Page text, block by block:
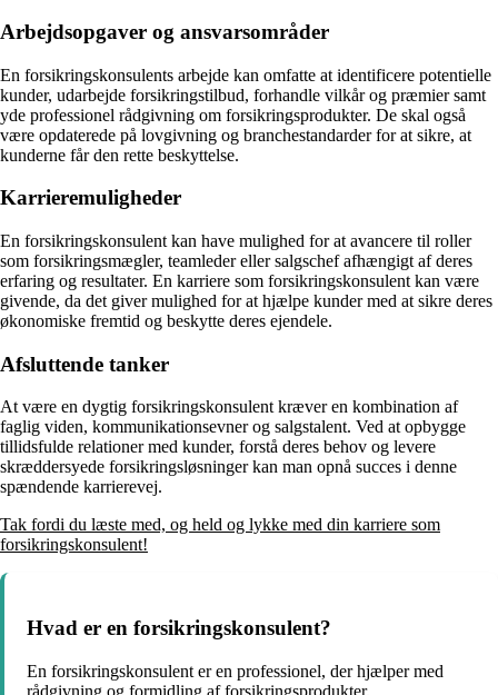
Arbejdsopgaver og ansvarsområder
En forsikringskonsulents arbejde kan omfatte at identificere potentielle
kunder, udarbejde forsikringstilbud, forhandle vilkår og præmier samt
yde professionel rådgivning om forsikringsprodukter. De skal også
være opdaterede på lovgivning og branchestandarder for at sikre, at
kunderne får den rette beskyttelse.
Karrieremuligheder
En forsikringskonsulent kan have mulighed for at avancere til roller
som forsikringsmægler, teamleder eller salgschef afhængigt af deres
erfaring og resultater. En karriere som forsikringskonsulent kan være
givende, da det giver mulighed for at hjælpe kunder med at sikre deres
økonomiske fremtid og beskytte deres ejendele.
Afsluttende tanker
At være en dygtig forsikringskonsulent kræver en kombination af
faglig viden, kommunikationsevner og salgstalent. Ved at opbygge
tillidsfulde relationer med kunder, forstå deres behov og levere
skræddersyede forsikringsløsninger kan man opnå succes i denne
spændende karrierevej.
Tak fordi du læste med, og held og lykke med din karriere som
forsikringskonsulent!
Hvad er en forsikringskonsulent?
En forsikringskonsulent er en professionel, der hjælper med
rådgivning og formidling af forsikringsprodukter.